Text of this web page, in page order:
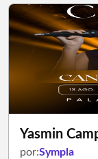
Yasmin
por:Sympla